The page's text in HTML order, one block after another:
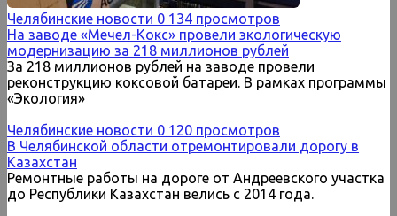
Челябинские новости 0 134 просмотров
На заводе «Мечел-Кокс» провели экологическую
модернизацию за 218 миллионов рублей
За 218 миллионов рублей на заводе провели
реконструкцию коксовой батареи. В рамках программы
«Экология»
Челябинские новости 0 120 просмотров
В Челябинской области отремонтировали дорогу в
Казахстан
Ремонтные работы на дороге от Андреевского участка
до Республики Казахстан велись с 2014 года.